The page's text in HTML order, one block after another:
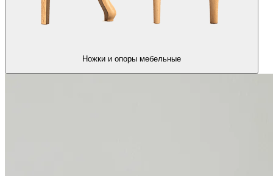
Ножки и опоры мебельные